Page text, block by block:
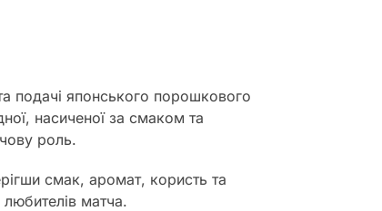
подачі японського порошкового
насиченої за смаком та
роль.
смак, аромат, користь та
любителів матча.